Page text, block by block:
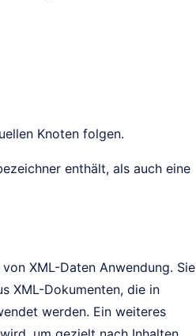
Knoten folgen.
enthält, als auch eine
XML-Daten Anwendung. Sie
XML-Dokumenten, die in
werden. Ein weiteres